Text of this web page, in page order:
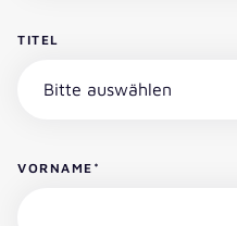
TITEL
VORNAME *